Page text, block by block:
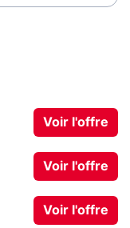
Voir l'offre
Voir l'offre
Voir l'offre